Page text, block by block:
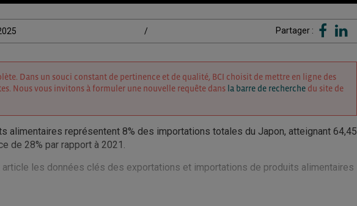
/ Partager :
Dans un souci constant de pertinence et de qualité, BCI choisit de mettre en ligne des
Nous vous invitons à formuler une nouvelle requête dans la barre de recherche du site de
alimentaires représentent 8% des importations totales du Japon, atteignant 64,45
de 28% par rapport à 2021.
article les données clés des exportations et importations de produits alimentaires